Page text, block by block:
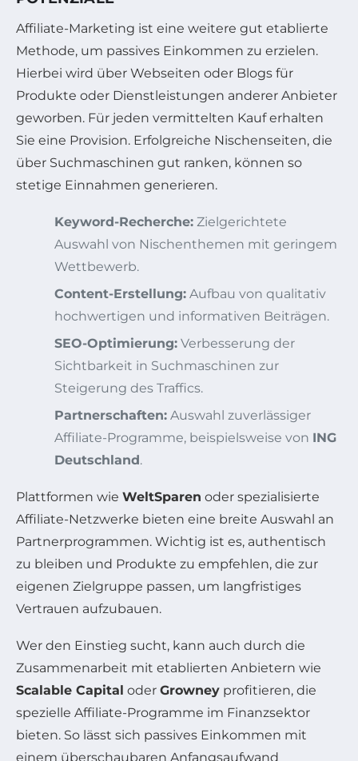
Affiliate-Marketing ist eine weitere gut etablierte
Methode, um passives Einkommen zu erzielen.
Hierbei wird über Webseiten oder Blogs für
Produkte oder Dienstleistungen anderer Anbieter
geworben. Für jeden vermittelten Kauf erhalten
Sie eine Provision. Erfolgreiche Nischenseiten, die
über Suchmaschinen gut ranken, können so
stetige Einnahmen generieren.
Keyword-Recherche: Zielgerichtete
Auswahl von Nischenthemen mit geringem
Wettbewerb.
Content-Erstellung: Aufbau von qualitativ
hochwertigen und informativen Beiträgen.
SEO-Optimierung: Verbesserung der
Sichtbarkeit in Suchmaschinen zur
Steigerung des Traffics.
Partnerschaften: Auswahl zuverlässiger
Affiliate-Programme, beispielsweise von ING
Deutschland .
Plattformen wie WeltSparen oder spezialisierte
Affiliate-Netzwerke bieten eine breite Auswahl an
Partnerprogrammen. Wichtig ist es, authentisch
zu bleiben und Produkte zu empfehlen, die zur
eigenen Zielgruppe passen, um langfristiges
Vertrauen aufzubauen.
Wer den Einstieg sucht, kann auch durch die
Zusammenarbeit mit etablierten Anbietern wie
Scalable Capital oder Growney profitieren, die
spezielle Affiliate-Programme im Finanzsektor
bieten. So lässt sich passives Einkommen mit
einem überschaubaren Anfangsaufwand